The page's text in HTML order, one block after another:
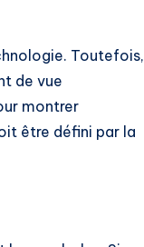
Toutefois,
de vue
montrer
être défini par la